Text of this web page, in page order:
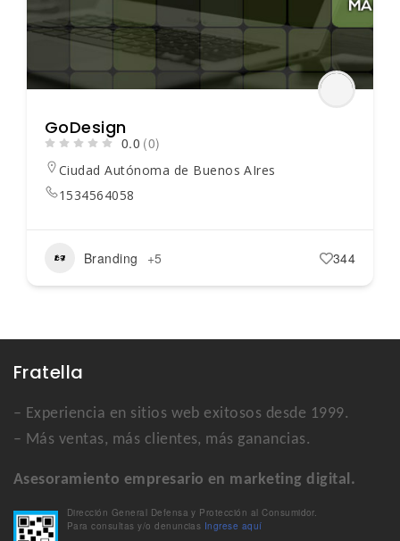
GoDesign
0.0 (0)
Ciudad Autónoma de Buenos AIres
1534564058
Branding +5 344
Fratella
– Experiencia en sitios web exitosos desde 1999.
– Más ventas, más clientes, más ganancias.
Asesoramiento empresario en marketing digital.
Dirección General Defensa y Protección al Consumidor.
Para consultas y/o denuncias Ingrese aquí